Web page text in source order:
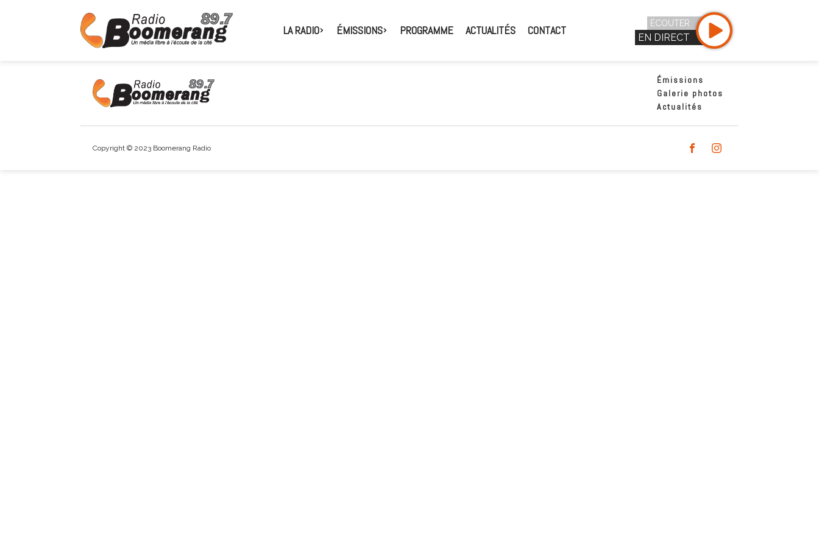
LA RADIO ÉMISSIONS PROGRAMME ACTUALITÉS CONTACT
ÉCOUTER
EN DIRECT
Émissions
Galerie photos
Actualités
Copyright © 2023 Boomerang Radio